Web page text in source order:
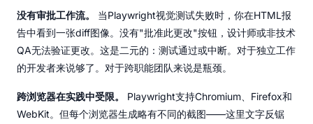
没有审批工作流。
当Playwright视觉测试失败时，你在HTML报
告中看到一张diff图像。没有"批准此更改"按钮，设计师或非技术
QA无法验证更改。这是二元的：测试通过或中断。对于独立工作
的开发者来说够了。对于跨职能团队来说是瓶颈。
跨浏览器在实践中受限。
Playwright支持Chromium、Firefox和
WebKit。但每个浏览器生成略有不同的截图——这里文字反锯